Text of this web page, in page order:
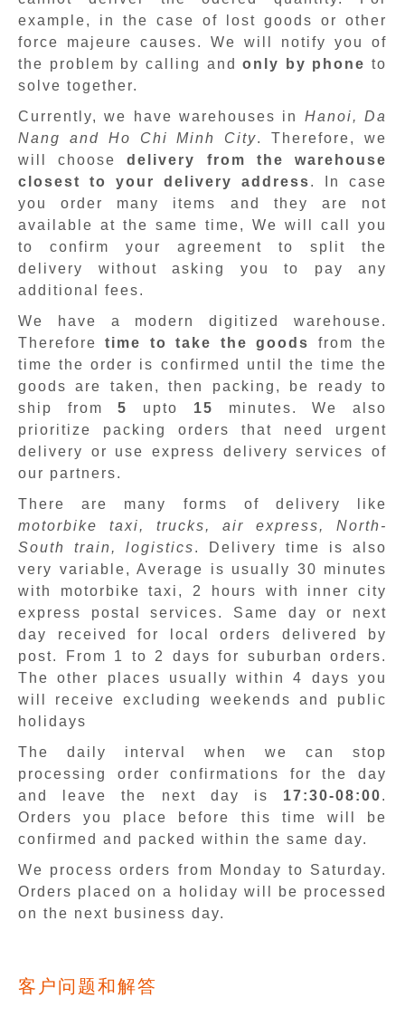
example, in the case of lost goods or other
force majeure causes. We will notify you of
the problem by calling andonly by phone to
solve together.
Currently, we have warehouses in Hanoi, Da
Nang and Ho Chi Minh City. Therefore, we
will choosedelivery from the warehouse
closest to your delivery address. In case
you order many items and they are not
available at the same time, We will call you
to confirm your agreement to split the
delivery without asking you to pay any
additional fees.
We have a modern digitized warehouse.
Thereforetime to take the goods
from the
time the order is confirmed until the time the
goods are taken, then packing, be ready to
ship from5 upto 15 minutes.We also
prioritize packing orders that need urgent
delivery or use express delivery services of
our partners.
There are many forms of delivery like
motorbike taxi, trucks, air express, North-
South train, logistics. Delivery time is also
very variable, Average is usually 30 minutes
with motorbike taxi, 2 hours with inner city
express postal services. Same day or next
day received for local orders delivered by
post. From 1 to 2 days for suburban orders.
The other places usually within 4 days you
will receive excluding weekends and public
holidays
The daily interval when we can stop
processing order confirmations for the day
and leave the next day is 17:30-08:00.
Orders you place before this time will be
confirmed and packed within the same day.
We process orders from Monday to Saturday.
Orders placed on a holiday will be processed
on the next business day.
客户问题和解答